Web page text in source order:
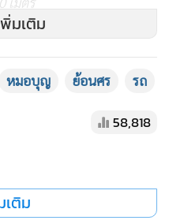
กิดเหตุเป็นช่วงเวลาที่การ
ว่า ใกล้ถึงจุดหมาย (วัด
สวนช่องทางมา และได้พบ
ที่ปรากฎ..!!
งข้อสังเกตด้วยว่า หลังมีการ
สังคมออนไลน์จะไม่มีการ
มเติม
หมอบุญ ย้อนศร รถ
58,818
เติม